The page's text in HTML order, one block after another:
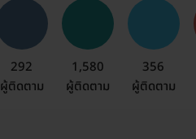
292
ผู้ติดตาม
1,580
ผู้ติดตาม
356
ผู้ติดตาม